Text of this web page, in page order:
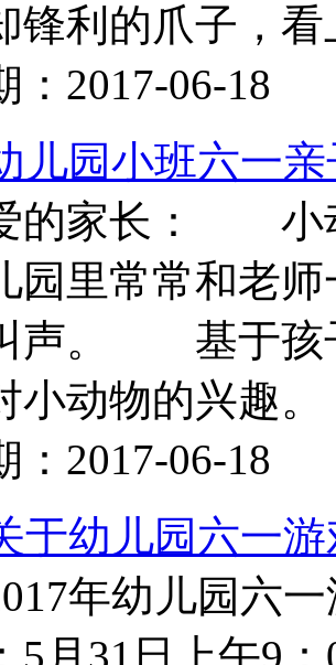
锋利的爪子，
：2017-06-18
儿园小班六一
家长： 小动
园里常常和老
声。 基于孩
小动物的兴趣
：2017-06-18
于幼儿园六一
年幼儿园六